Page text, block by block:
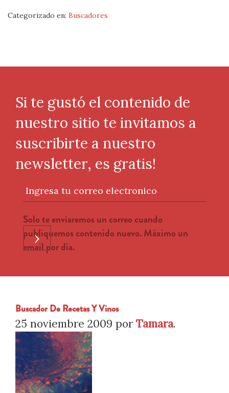
Categorizado en: Buscadores
Si te gustó el contenido de
nuestro sitio te invitamos a
suscribirte a nuestro
newsletter, es gratis!
Ingresa tu correo electronico
Solo te enviaremos un correo cuando
publiquemos contenido nuevo. Máximo un
email por día.
›
Buscador De Recetas Y Vinos
25 noviembre 2009 por Tamara.